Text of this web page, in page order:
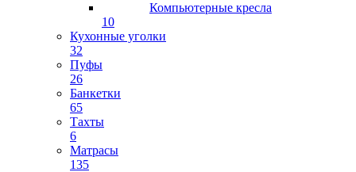
Компьютерные кресла
10
Кухонные уголки
32
Пуфы
26
Банкетки
65
Тахты
6
Матрасы
135